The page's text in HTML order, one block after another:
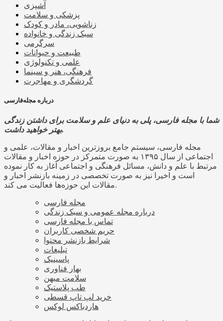
آشپزی
پزشکی و سلامت
زناشویی، مادر و کودک
سبک زندگی و خانواده
سرگرمی
طبیعت و حیوانات
علمی و تکنولوژی
فرهنگی، هنر و سینما
گردشگری و مهاجرت
درباره مجله‌فارسی
شما با مجله فارسی، پلی به دنیای علم و سلامت برای داشتن زندگی
بهتر خواهید داشت.
مجله فارسی، سیستم جامع بروزترین اخبار و مقالات، علمی و
اجتماعی از سال ۱۳۹۵ به صورت متمرکز در حوزه اخبار و مقالات
مرتبط با علم و دانش، مسائل فرهنگی و اجتماعی آغاز به کار نموده
است و اخیرا نیز به صورت تخصصی در زمینه بازنشر اخبار و
مقالات این حوزه‌ها فعالیت می کند.
مجله فارسی
درباره مجله عمومی و سبک زندگی
تماس با مجله فارسی
حریم شخصی کاربران
شرایط بازنشر محتوا
تبلیغات
پاسینیک
بهار فناوری
سلامت میهن
طب پلاستیک
خرید لپ تاپ قسطی
هاردباکس لوکس